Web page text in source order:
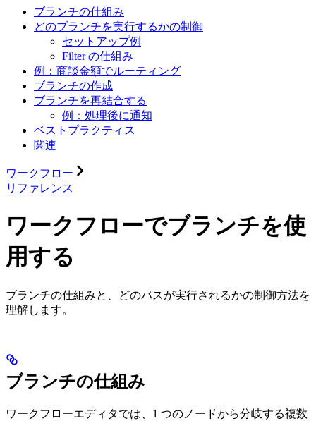
ブランチの仕組み
どのブランチを実行するかの制御
セットアップ例
Filter の仕組み
例：商談金額でルーティング
ブランチの作成
ブランチを再結合する
例：処理後に通知
ベストプラクティス
関連
ワークフロー
リファレンス
ワークフローでブランチを使
用する
ブランチの仕組みと、どのパスが実行されるかの制御方法を
理解します。
ブランチの仕組み
ワークフローエディタでは、1 つのノードから分岐する複数